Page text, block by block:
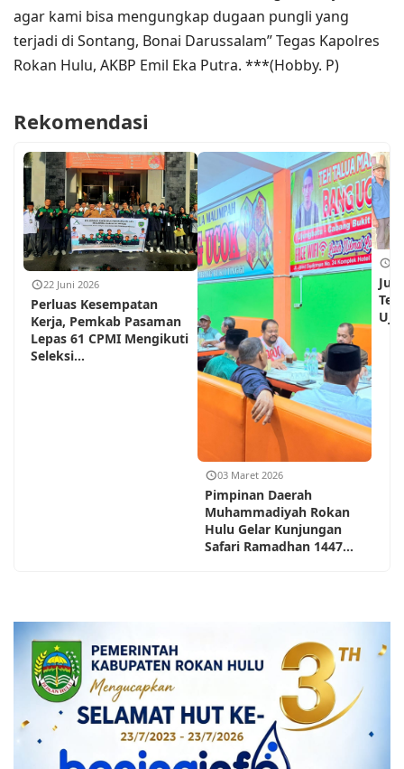
agar kami bisa mengungkap dugaan pungli yang
terjadi di Sontang, Bonai Darussalam” Tegas Kapolres
Rokan Hulu, AKBP Emil Eka Putra. ***(Hobby. P)
Rekomendasi
22 Juni 2026
Perluas Kesempatan
Kerja, Pemkab Pasaman
Lepas 61 CPMI Mengikuti
Seleksi...
03 Maret 2026
Pimpinan Daerah
Muhammadiyah Rokan
Hulu Gelar Kunjungan
Safari Ramadhan 1447...